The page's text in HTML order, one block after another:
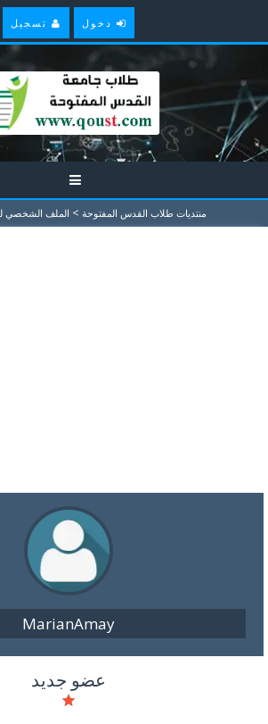
دخول تسجيل
منتديات طلاب القدس المفتوحة > الملف الشخصي لـ MarianAmay
MarianAmay
عضو جديد